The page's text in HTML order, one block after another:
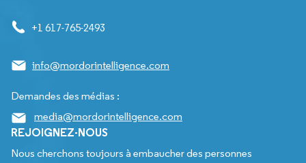
+1 617-765-2493
info@mordorintelligence.com
Demandes des médias :
media@mordorintelligence.com
REJOIGNEZ-NOUS
Nous cherchons toujours à embaucher des personnes